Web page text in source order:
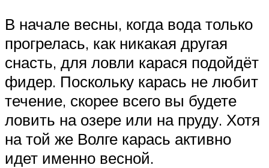
В начале весны, когда вода только
прогрелась, как никакая другая
снасть, для ловли карася подойдёт
фидер. Поскольку карась не любит
течение, скорее всего вы будете
ловить на озере или на пруду. Хотя
на той же Волге карась активно
идет именно весной.